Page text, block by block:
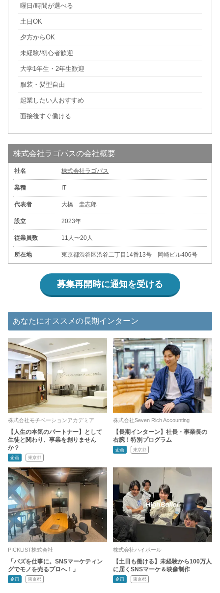
曜日/時間が選べる
土日OK
夕方からOK
未経験/初心者歓迎
大学1年生・2年生歓迎
服装・髪型自由
起業したい人おすすめ
面接後すぐ働ける
株式会社ラゴパスの会社概要
社名 株式会社ラゴパス
業種 IT
代表者 大橋 圭志郎
設立 2023年
従業員数 11人〜20人
所在地 東京都渋谷区渋谷二丁目14番13号 岡崎ビル406号
募集再開時に通知を受ける
あなたにオススメの長期インターン
株式会社モチベーションアカデミア
【人生の本気のパートナー】として
生徒と関わり、事業を創りません
か？
企画 東京都
株式会社Seven Rich Accounting
【長期インターン】社長・事業長の
右腕！特別プログラム
企画 東京都
PICKLIST株式会社
「バズを仕事に。SNSマーケティン
グでモノを売るプロへ！」
企画 東京都
株式会社ハイボール
【土日も働ける】未経験から100万人
に届くSNSマーケ＆映像制作
企画 東京都